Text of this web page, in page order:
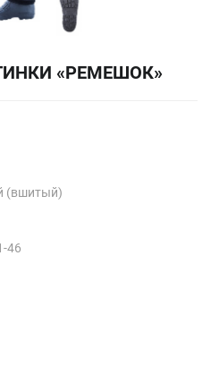
«РЕМЕШОК»
(вшитый)
46